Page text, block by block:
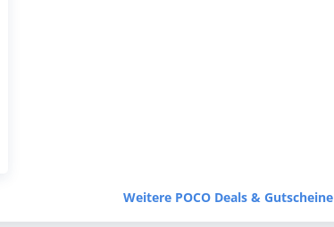
Weitere POCO Deals & Gutscheine